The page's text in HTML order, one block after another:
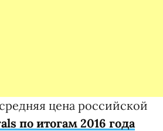
цена российской
по итогам 2016 года